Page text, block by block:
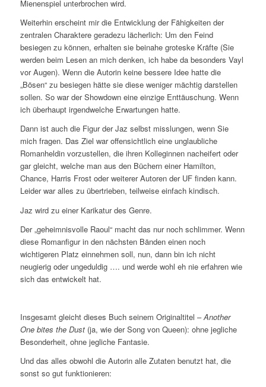
Mienenspiel unterbrochen wird.
Weiterhin erscheint mir die Entwicklung der Fähigkeiten der
zentralen Charaktere geradezu lächerlich: Um den Feind
besiegen zu können, erhalten sie beinahe groteske Kräfte (Sie
werden beim Lesen an mich denken, ich habe da besonders Vayl
vor Augen). Wenn die Autorin keine bessere Idee hatte die
„Bösen“ zu besiegen hätte sie diese weniger mächtig darstellen
sollen. So war der Showdown eine einzige Enttäuschung. Wenn
ich überhaupt irgendwelche Erwartungen hatte.
Dann ist auch die Figur der Jaz selbst misslungen, wenn Sie
mich fragen. Das Ziel war offensichtlich eine unglaubliche
Romanheldin vorzustellen, die ihren Kolleginnen nacheifert oder
gar gleicht, welche man aus den Büchern einer Hamilton,
Chance, Harris Frost oder weiterer Autoren der UF finden kann.
Leider war alles zu übertrieben, teilweise einfach kindisch.
Jaz wird zu einer Karikatur des Genre.
Der „geheimnisvolle Raoul“ macht das nur noch schlimmer. Wenn
diese Romanfigur in den nächsten Bänden einen noch
wichtigeren Platz einnehmen soll, nun, dann bin ich nicht
neugierig oder ungeduldig …. und werde wohl eh nie erfahren wie
sich das entwickelt hat.
Insgesamt gleicht dieses Buch seinem Originaltitel –Another
One bites the Dust(ja, wie der Song von Queen): ohne jegliche
Besonderheit, ohne jegliche Fantasie.
Und das alles obwohl die Autorin alle Zutaten benutzt hat, die
sonst so gut funktionieren: